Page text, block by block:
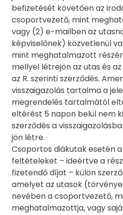
befizetését követően az
csoportvezető, mint
vagy (2) e-mailben az
képviselőnek) közvetlenül
mint meghatalmazott
mellyel létrejön az utas és
az R. szerinti szerződés.
visszaigazolás tartalma a
megrendelés tartalmától
eltérést 5 napon belül nem
szerződés a
jön létre.
Csoportos diákutak esetén
feltételeket – ideértve a
fizetendő díjat – külön
amelyet az utasok
nevében a csoportvezető,
meghatalmazottja, vagy